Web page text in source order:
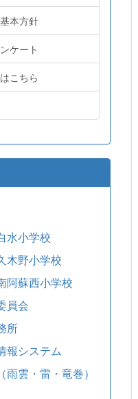
本方針
ケート
こちら
水小学校
木野小学校
阿蘇西小学校
員会
所
報システム
雲・雷・竜巻）